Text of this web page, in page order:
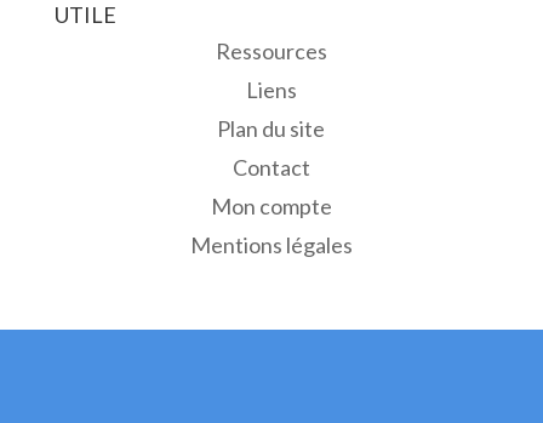
UTILE
Ressources
Liens
Plan du site
Contact
Mon compte
Mentions légales